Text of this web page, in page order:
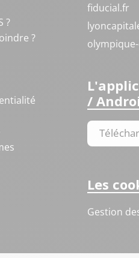
?
?
fiducial.fr
/
Les
Gestion